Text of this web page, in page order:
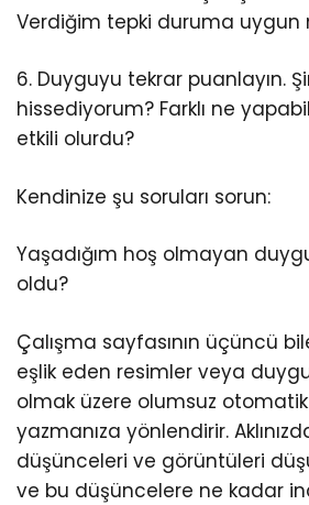
Verdiğim tepki duruma uygun
6. Duyguyu tekrar puanlayın.
hissediyorum? Farklı ne
etkili olurdu?
Kendinize şu soruları sorun:
Yaşadığım hoş olmayan
oldu?
Çalışma sayfasının üçüncü
eşlik eden resimler veya
olmak üzere olumsuz
yazmanıza yönlendirir.
düşünceleri ve görüntüleri
ve bu düşüncelere ne kadar